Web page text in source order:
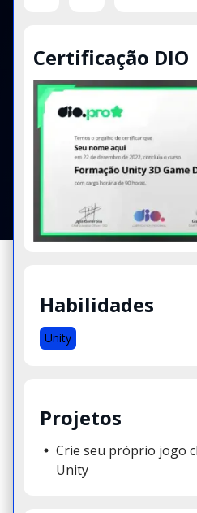
Certificação DIO
Habilidades
Unity
Projetos
Crie seu próprio jogo
Unity